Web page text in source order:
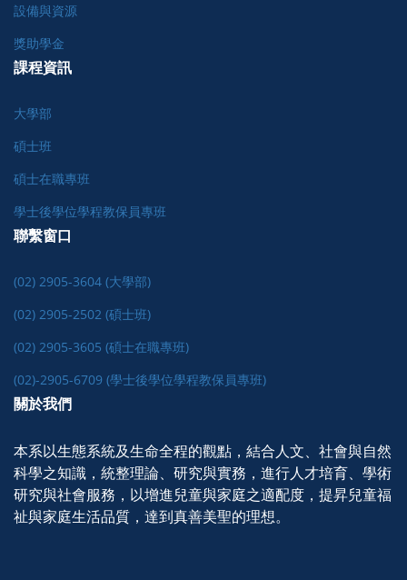
設備與資源
獎助學金
課程資訊
大學部
碩士班
碩士在職專班
學士後學位學程教保員專班
聯繫窗口
(02) 2905-3604 (大學部)
(02) 2905-2502 (碩士班)
(02) 2905-3605 (碩士在職專班)
(02)-2905-6709 (學士後學位學程教保員專班)
關於我們
本系以生態系統及生命全程的觀點，結合人文、社會與自然
科學之知識，統整理論、研究與實務，進行人才培育、學術
研究與社會服務，以增進兒童與家庭之適配度，提昇兒童福
祉與家庭生活品質，達到真善美聖的理想。